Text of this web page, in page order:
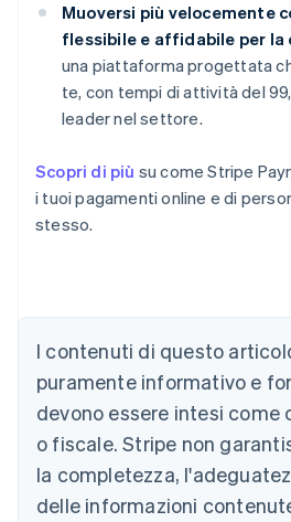
Muoversi più velocemente
flessibile e affidabile per la
una piattaforma progettata
te, con tempi di attività del
leader nel settore.
Scopri di più su come Stripe
i tuoi pagamenti online e di
stesso.
I contenuti di questo
puramente informativo e
devono essere intesi come
o fiscale. Stripe non
la completezza,
delle informazioni
English
DeutschEnglish
Belgio
Nederlands Français English
Brasile
PortuguêsEnglish
Bulgaria